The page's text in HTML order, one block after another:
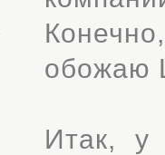
обожаю
Итак,